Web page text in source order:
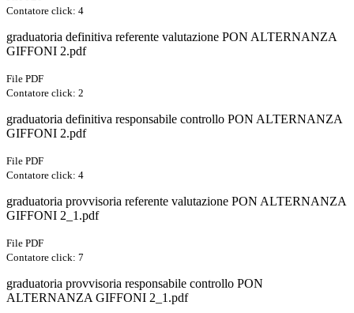
Contatore click: 4
graduatoria definitiva referente valutazione PON ALTERNANZA
GIFFONI 2.pdf
File PDF
Contatore click: 2
graduatoria definitiva responsabile controllo PON ALTERNANZA
GIFFONI 2.pdf
File PDF
Contatore click: 4
graduatoria provvisoria referente valutazione PON ALTERNANZA
GIFFONI 2_1.pdf
File PDF
Contatore click: 7
graduatoria provvisoria responsabile controllo PON
ALTERNANZA GIFFONI 2_1.pdf